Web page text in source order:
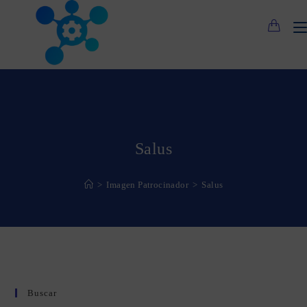
Salus
> Imagen Patrocinador > Salus
Buscar